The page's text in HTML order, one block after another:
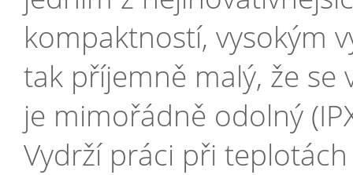
kompaktností, vysokým
tak příjemně malý, že se
je mimořádně odolný
Vydrží práci při